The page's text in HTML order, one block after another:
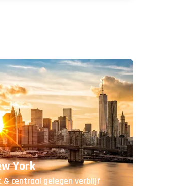
York
& centraal gelegen verblijf